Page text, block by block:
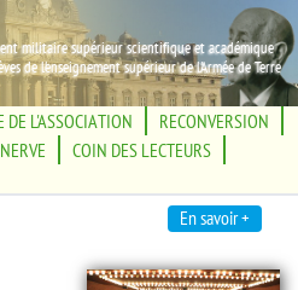
En savoir +
militaire supérieur scientifique et académique
de l'enseignement supérieur de l'Armée de Terre
DE L'ASSOCIATION
RECONVERSION
COIN DES LECTEURS